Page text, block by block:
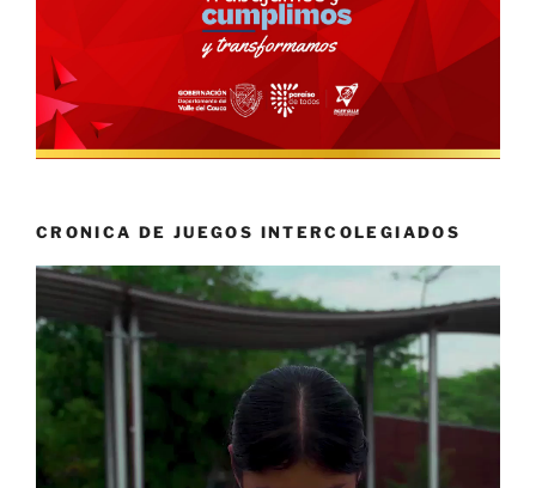
CRONICA DE JUEGOS INTERCOLEGIADOS
Reproductor
vídeo